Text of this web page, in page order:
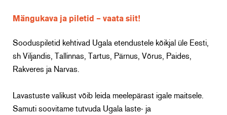
Mängukava ja piletid – vaata siit!
Sooduspiletid kehtivad Ugala etendustele kõikjal üle Eesti,
sh Viljandis, Tallinnas, Tartus, Pärnus, Võrus, Paides,
Rakveres ja Narvas.
Lavastuste valikust võib leida meelepärast igale maitsele.
Samuti soovitame tutvuda Ugala laste- ja